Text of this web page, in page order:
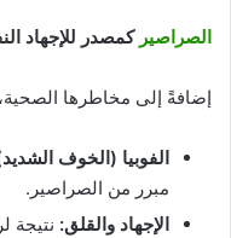
الصراصير كمصدر للإجهاد
إضافةً إلى مخاطرها
الفوبيا (الخوف الشديد
مبرر من الصراصير.
الإجهاد والقلق: نتيجة